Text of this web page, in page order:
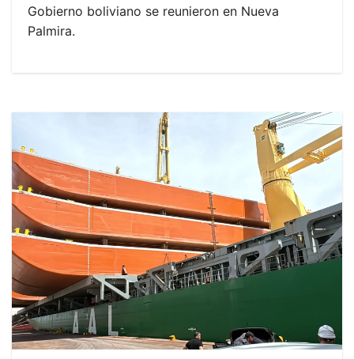
Gobierno boliviano se reunieron en Nueva
Palmira.